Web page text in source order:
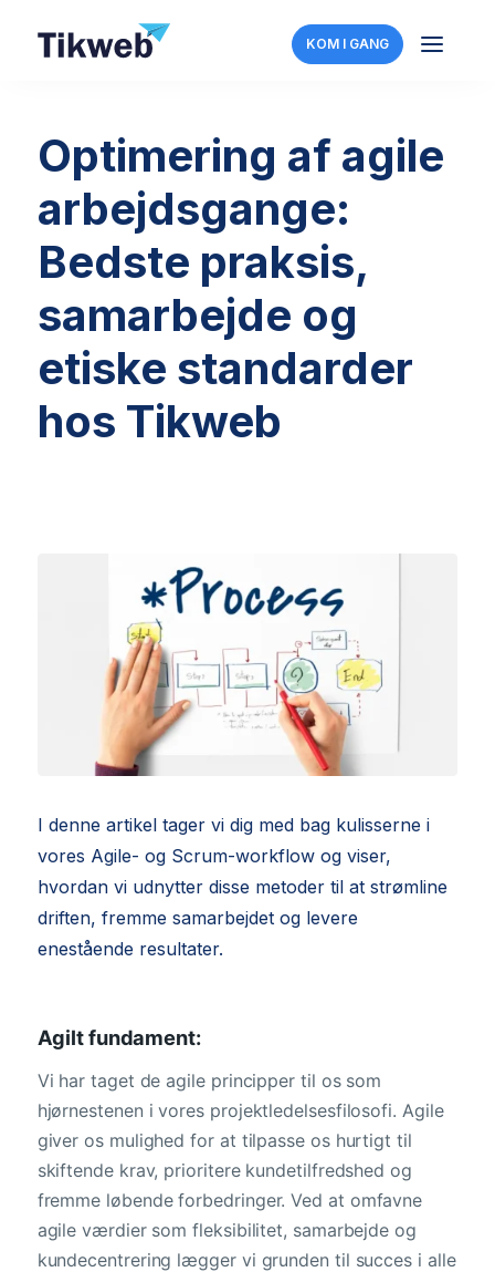
KOM I GANG a
Optimering af agile
arbejdsgange:
Bedste praksis,
samarbejde og
etiske standarder
hos Tikweb
I denne artikel tager vi dig med bag kulisserne i
vores Agile- og Scrum-workflow og viser,
hvordan vi udnytter disse metoder til at strømline
driften, fremme samarbejdet og levere
enestående resultater.
Agilt fundament:
Vi har taget de agile principper til os som
hjørnestenen i vores projektledelsesfilosofi. Agile
giver os mulighed for at tilpasse os hurtigt til
skiftende krav, prioritere kundetilfredshed og
fremme løbende forbedringer. Ved at omfavne
agile værdier som fleksibilitet, samarbejde og
kundecentrering lægger vi grunden til succes i alle